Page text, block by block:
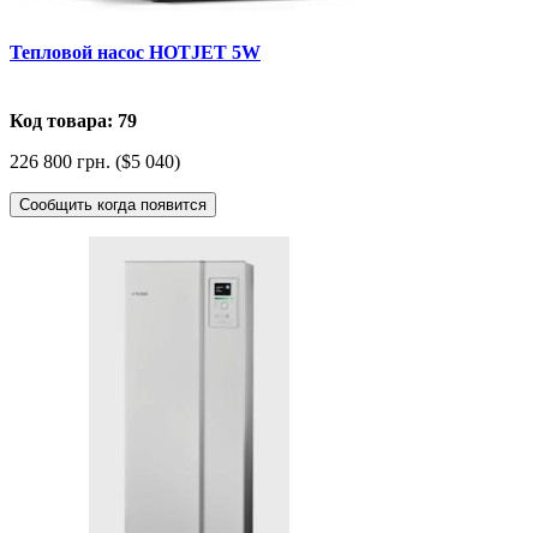
Тепловой насос HOTJET 5W
Код товара: 79
226 800 грн. ($5 040)
Сообщить когда появится